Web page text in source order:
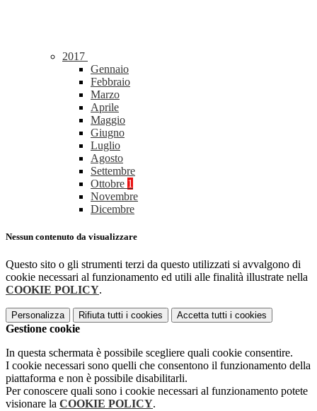
2017
Gennaio
Febbraio
Marzo
Aprile
Maggio
Giugno
Luglio
Agosto
Settembre
Ottobre 1
Novembre
Dicembre
Nessun contenuto da visualizzare
Questo sito o gli strumenti terzi da questo utilizzati si avvalgono di
cookie necessari al funzionamento ed utili alle finalità illustrate nella
COOKIE POLICY.
Personalizza Rifiuta tutti i cookies Accetta tutti i cookies
Gestione cookie
In questa schermata è possibile scegliere quali cookie consentire.
I cookie necessari sono quelli che consentono il funzionamento della
piattaforma e non è possibile disabilitarli.
Per conoscere quali sono i cookie necessari al funzionamento potete
visionare la COOKIE POLICY.